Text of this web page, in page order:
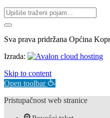
Sva prava pridržana Općina
Izrada:
Skip to content
Open toolbar
Pristupačnost web stranice